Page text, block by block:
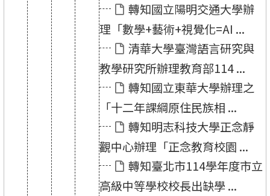
轉知國立陽明交通大學辦
理「數學+藝術+視覺化=AI ...
清華大學臺灣語言研究與
教學研究所辦理教育部114 ...
轉知國立東華大學辦理之
「十二年課綱原住民族相 ...
轉知明志科技大學正念靜
觀中心辦理「正念教育校園 ...
轉知臺北市114學年度市立
高級中等學校校長出缺學 ...